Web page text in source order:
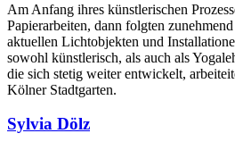
Am Anfang ihres künstlerischen
Papierarbeiten, dann folgten
aktuellen Lichtobjekten und
sowohl künstlerisch, als auch als
die sich stetig weiter entwickelt,
Kölner Stadtgarten.
Sylvia Dölz